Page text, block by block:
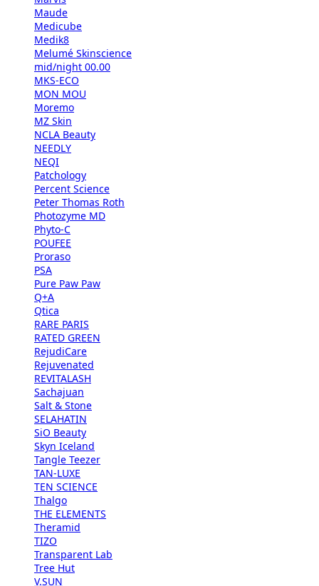
Maude
Medicube
Medik8
Melumé Skinscience
mid/night 00.00
MKS-ECO
MON MOU
Moremo
MZ Skin
NCLA Beauty
NEEDLY
NEQI
Patchology
Percent Science
Peter Thomas Roth
Photozyme MD
Phyto-C
POUFEE
Proraso
PSA
Pure Paw Paw
Q+A
Qtica
RARE PARIS
RATED GREEN
RejudiCare
Rejuvenated
REVITALASH
Sachajuan
Salt & Stone
SELAHATIN
SiO Beauty
Skyn Iceland
Tangle Teezer
TAN-LUXE
TEN SCIENCE
Thalgo
THE ELEMENTS
Theramid
TIZO
Transparent Lab
Tree Hut
V.SUN